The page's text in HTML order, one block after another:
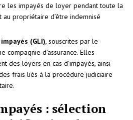
les impayés de loyer pendant toute la
propriétaire d’être indemnisé
(GLI), souscrites par le
compagnie d’assurance. Elles
des loyers en cas d’impayés, ainsi
frais liés à la procédure judiciaire
: sélection